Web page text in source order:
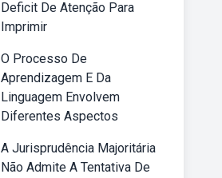
Deficit De Atenção Para
Imprimir
O Processo De
Aprendizagem E Da
Linguagem Envolvem
Diferentes Aspectos
A Jurisprudência Majoritária
Não Admite A Tentativa De